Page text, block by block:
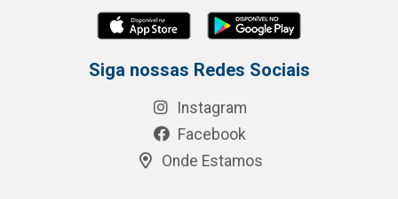
Siga nossas Redes Sociais
Instagram
Facebook
Onde Estamos